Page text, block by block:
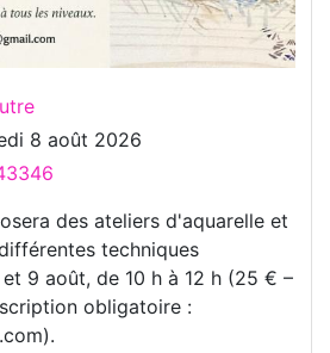
8 août 2026
des ateliers d'aquarelle et
techniques
9 août, de 10 h à 12 h (25 € –
obligatoire :